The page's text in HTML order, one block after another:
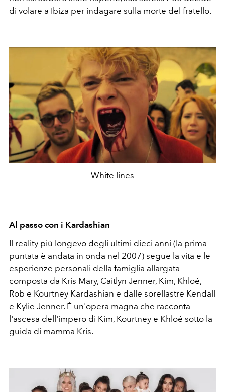
di volare a Ibiza per indagare sulla morte del fratello.
White lines
Al passo con i Kardashian
Il reality più longevo degli ultimi dieci anni (la prima
puntata è andata in onda nel 2007) segue la vita e le
esperienze personali della famiglia allargata
composta da Kris Mary, Caitlyn Jenner, Kim, Khloé,
Rob e Kourtney Kardashian e dalle sorellastre Kendall
e Kylie Jenner. È un'opera magna che racconta
l'ascesa dell'impero di Kim, Kourtney e Khloé sotto la
guida di mamma Kris.